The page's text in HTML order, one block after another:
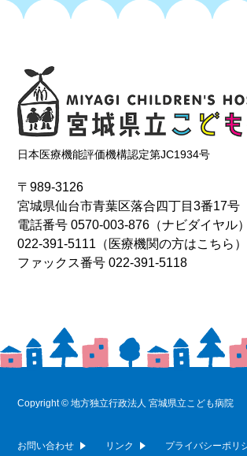
日本医療機能評価機構認定第JC1934号
〒989-3126
宮城県仙台市青葉区落合四丁目3番17号
電話番号0570-003-876 （ナビダイヤル
022-391-5111 （医療機関の方はこちら）
ファックス番号 022-391-5118
Copyright © 地方独立行政法人 宮城県立こども病院
お問い合わせ リンク プライバシーポリ